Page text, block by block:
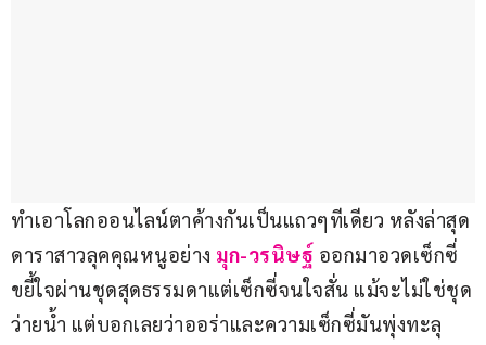
ทำเอาโลกออนไลน์ตาค้างกันเป็นแถวๆทีเดียว หลังล่าสุด
ดาราสาวลุคคุณหนูอย่าง มุก-วรนิษฐ์ ออกมาอวดเซ็กซี่
ขยี้ใจผ่านชุดสุดธรรมดาแต่เซ็กซี่จนใจสั่น แม้จะไม่ใช่ชุด
ว่ายน้ำ แต่บอกเลยว่าออร่าและความเซ็กซี่มันพุ่งทะลุ